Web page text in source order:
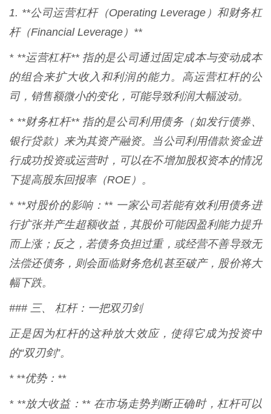
1. **公司运营杠杆（Operating Leverage）和财务杠
杆（Financial Leverage）**
* **运营杠杆** 指的是公司通过固定成本与变动成本
的组合来扩大收入和利润的能力。高运营杠杆的公
司，销售额微小的变化，可能导致利润大幅波动。
* **财务杠杆** 指的是公司利用债务（如发行债券、
银行贷款）来为其资产融资。当公司利用借款资金进
行成功投资或运营时，可以在不增加股权资本的情况
下提高股东回报率（ROE）。
* **对股价的影响：** 一家公司若能有效利用债务进
行扩张并产生超额收益，其股价可能因盈利能力提升
而上涨；反之，若债务负担过重，或经营不善导致无
法偿还债务，则会面临财务危机甚至破产，股价将大
幅下跌。
### 三、 杠杆：一把双刃剑
正是因为杠杆的这种放大效应，使得它成为投资中
的“双刃剑”。
* **优势：**
* **放大收益：** 在市场走势判断正确时，杠杆可以